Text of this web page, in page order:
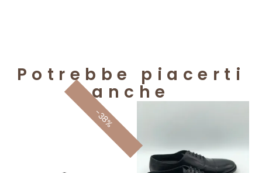
Potrebbe piacerti
anche
-38%